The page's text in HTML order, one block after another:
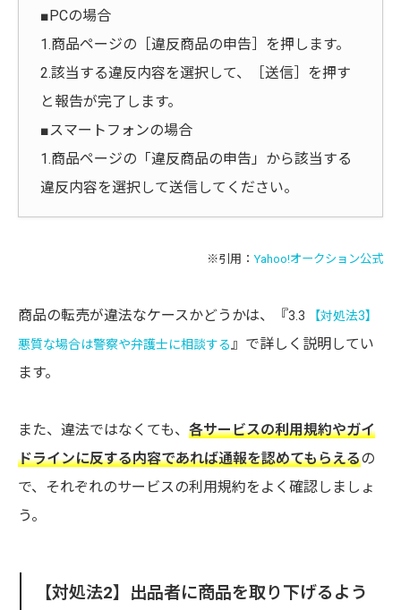
■PCの場合
1.商品ページの［違反商品の申告］を押します。
2.該当する違反内容を選択して、［送信］を押す
と報告が完了します。
■スマートフォンの場合
1.商品ページの「違反商品の申告」から該当する
違反内容を選択して送信してください。
※引用： Yahoo!オークション公式
商品の転売が違法なケースかどうかは、『3.3 【対処法3】
悪質な場合は警察や弁護士に相談する 』で詳しく説明してい
ます。
また、違法ではなくても、 各サービスの利用規約やガイ
ドラインに反する内容であれば通報を認めてもらえるの
で、それぞれのサービスの利用規約をよく確認しましょ
う。
【対処法2】出品者に商品を取り下げるよう